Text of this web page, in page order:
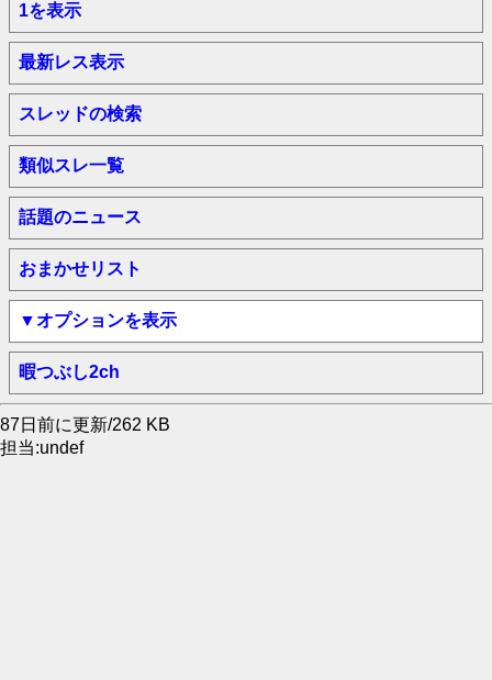
1を表示
最新レス表示
スレッドの検索
類似スレ一覧
話題のニュース
おまかせリスト
▼オプションを表示
暇つぶし2ch
87日前に更新/262 KB
担当:undef